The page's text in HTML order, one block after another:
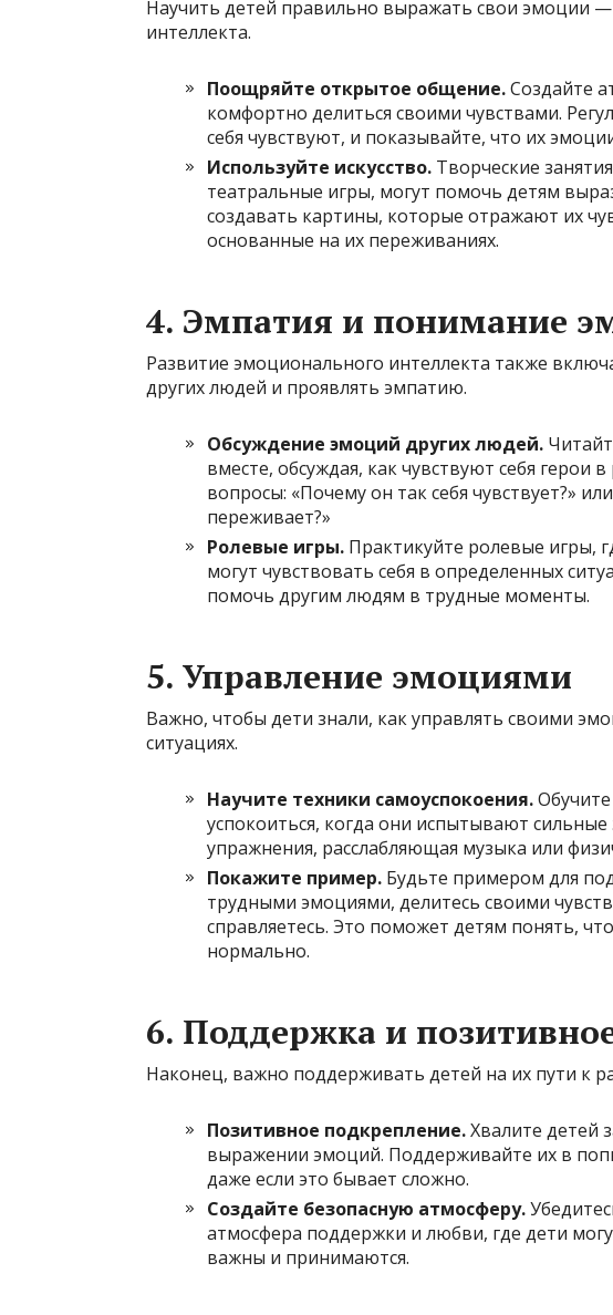
Научить детей правильно выражать свои эмоции
интеллекта.
Поощряйте открытое общение.Создайте
комфортно делиться своими чувствами.
себя чувствуют, и показывайте, что их
Используйте искусство. Творческие
театральные игры, могут помочь детям
создавать картины, которые отражают их
основанные на их переживаниях.
4. Эмпатия и понимание
Развитие эмоционального интеллекта также
других людей и проявлять эмпатию.
Обсуждение эмоций других людей.
вместе, обсуждая, как чувствуют себя герои
вопросы: «Почему он так себя чувствует?»
переживает?»
Ролевые игры. Практикуйте ролевые игры,
могут чувствовать себя в определенных
помочь другим людям в трудные моменты.
5. Управление эмоциями
Важно, чтобы дети знали, как управлять своими
ситуациях.
Научите техники самоуспокоения.
успокоиться, когда они испытывают
упражнения, расслабляющая музыка или
Покажите пример. Будьте примером для
трудными эмоциями, делитесь своими
справляетесь. Это поможет детям понять,
нормально.
6. Поддержка и
Наконец, важно поддерживать детей на их пути к
Позитивное подкрепление.Хвалите детей
выражении эмоций. Поддерживайте их в
даже если это бывает сложно.
Создайте безопасную атмосферу.
атмосфера поддержки и любви, где дети
важны и принимаются.